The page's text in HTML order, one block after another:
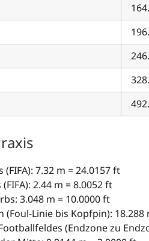
7.32 m = 24.0157 ft
2.44 m = 8.0052 ft
3.048 m = 10.0000 ft
Linie bis Kopfpin): 18.288
(Endzone zu